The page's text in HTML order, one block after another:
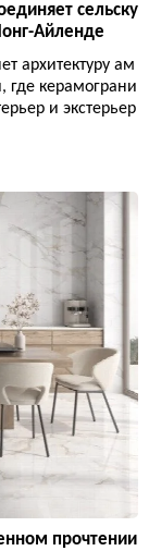
сельску
Айленде
архитектуру ам
где керамограни
и экстерьер
прочтении